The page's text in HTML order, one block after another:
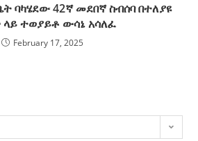
ባካሄደው 42ኛ መደበኛ ስብሰባ በተለያዩ
ተወያይቶ ውሳኔ አሳለፈ
February 17, 2025